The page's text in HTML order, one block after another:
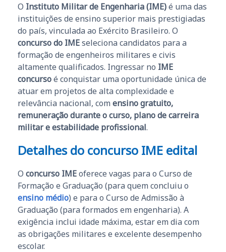
O Instituto Militar de Engenharia (IME)é uma das
instituições de ensino superior mais prestigiadas
do país, vinculada ao Exército Brasileiro. O
concurso do IMEseleciona candidatos para a
formação de engenheiros militares e civis
altamente qualificados. Ingressar no IME
concursoé conquistar uma oportunidade única de
atuar em projetos de alta complexidade e
relevância nacional, com ensino gratuito,
remuneração durante o curso, plano de carreira
militar e estabilidade profissional.
Detalhes do concurso IME edital
O concurso IMEoferece vagas para o Curso de
Formação e Graduação (para quem concluiu o
ensino médio) e para o Curso de Admissão à
Graduação (para formados em engenharia). A
exigência inclui idade máxima, estar em dia com
as obrigações militares e excelente desempenho
escolar.